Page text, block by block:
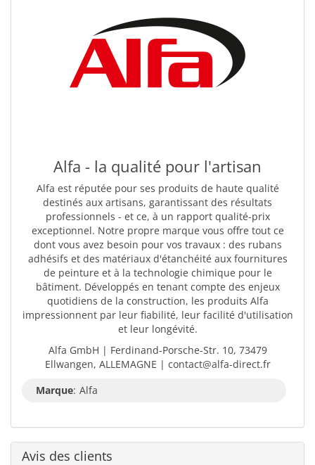
Alfa - la qualité pour l'artisan
Alfa est réputée pour ses produits de haute qualité
destinés aux artisans, garantissant des résultats
professionnels - et ce, à un rapport qualité-prix
exceptionnel. Notre propre marque vous offre tout ce
dont vous avez besoin pour vos travaux : des rubans
adhésifs et des matériaux d'étanchéité aux fournitures
de peinture et à la technologie chimique pour le
bâtiment. Développés en tenant compte des enjeux
quotidiens de la construction, les produits Alfa
impressionnent par leur fiabilité, leur facilité d'utilisation
et leur longévité.
Alfa GmbH | Ferdinand-Porsche-Str. 10, 73479
Ellwangen, ALLEMAGNE | contact@alfa-direct.fr
Marque: Alfa
Avis des clients